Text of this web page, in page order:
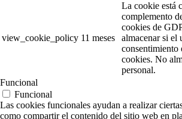
view_cookie_policy 11 meses
La cookie está
complemento
cookies de
almacenar si el
consentimiento
cookies. No
personal.
Funcional
Funcional
Las cookies funcionales ayudan a realizar
como compartir el contenido del sitio web en